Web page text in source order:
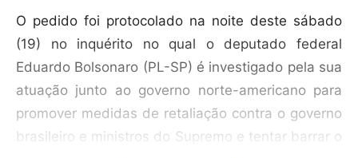
O pedido foi protocolado na noite deste sábado
(19) no inquérito no qual o deputado federal
Eduardo Bolsonaro (PL-SP) é investigado pela sua
atuação junto ao governo norte-americano para
promover medidas de retaliação contra o governo
brasileiro e ministros do Supremo e tentar barrar o